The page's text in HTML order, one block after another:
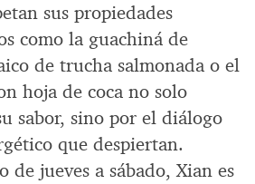
sus propiedades
como la guachiná de
de trucha salmonada o el
hoja de coca no solo
sabor, sino por el diálogo
que despiertan.
de jueves a sábado, Xian es